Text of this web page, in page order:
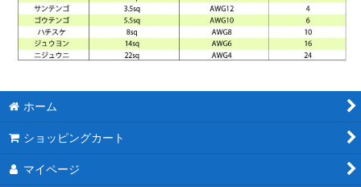
ホーム
ショッピングカート
マイページ